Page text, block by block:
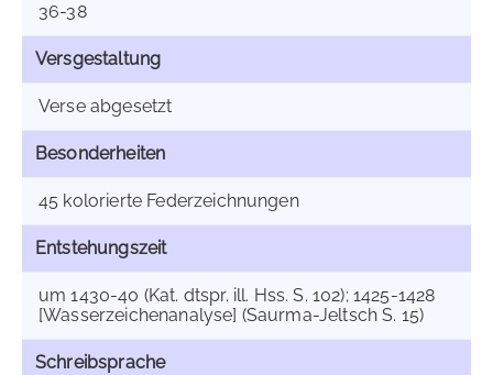
36-38
Versgestaltung
Verse abgesetzt
Besonderheiten
45 kolorierte Federzeichnungen
Entstehungszeit
um 1430-40 (Kat. dtspr. ill. Hss. S. 102); 1425-1428
[Wasserzeichenanalyse] (Saurma-Jeltsch S. 15)
Schreibsprache